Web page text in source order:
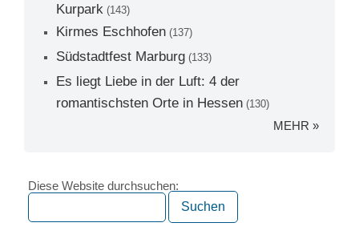
Kurpark (143)
Kirmes Eschhofen (137)
Südstadtfest Marburg (133)
Es liegt Liebe in der Luft: 4 der
romantischsten Orte in Hessen (130)
MEHR »
Diese Website durchsuchen: